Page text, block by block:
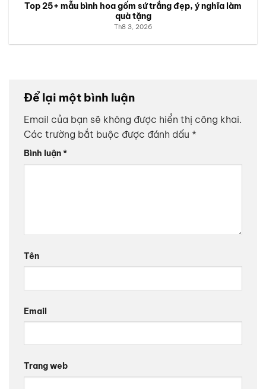
Top 25+ mẫu bình hoa gốm sứ trắng đẹp, ý nghĩa làm
quà tặng
Th8 3, 2026
Để lại một bình luận
Email của bạn sẽ không được hiển thị công khai.
Các trường bắt buộc được đánh dấu *
Bình luận*
Tên
Email
Trang web